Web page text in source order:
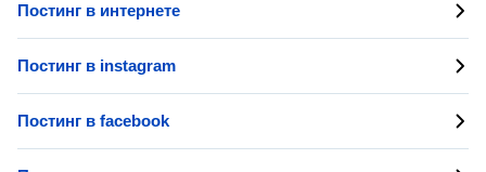
Постинг в интернете
Постинг в instagram
Постинг в facebook